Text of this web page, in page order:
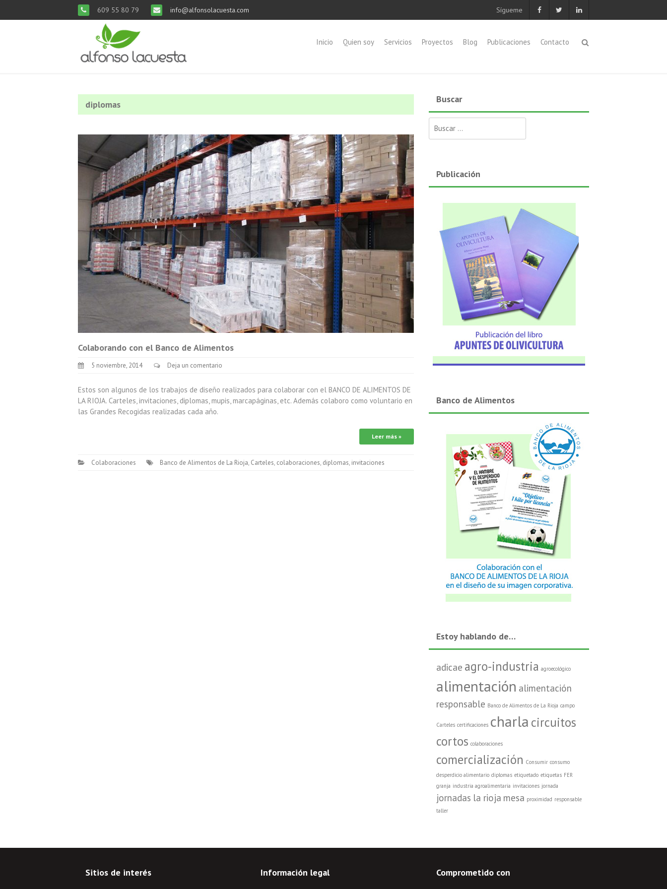
609 55 80 79 info@alfonsolacuesta.com Sígueme
Inicio Quien soy Servicios Proyectos Blog Publicaciones Contacto
diplomas
Colaborando con el Banco de Alimentos
5 noviembre, 2014 Deja un comentario
Estos son algunos de los trabajos de diseño realizados para colaborar con el BANCO DE ALIMENTOS DE
LA RIOJA. Carteles, invitaciones, diplomas, mupis, marcapáginas, etc. Además colaboro como voluntario en
las Grandes Recogidas realizadas cada año.
Leer más »
Colaboraciones Banco de Alimentos de La Rioja, Carteles, colaboraciones, diplomas, invitaciones
Buscar
Publicación
Banco de Alimentos
Estoy hablando de…
adicae agro-industria agroecológico
alimentación alimentación
responsable Banco de Alimentos de La Rioja campo
Carteles certificaciones charla circuitos
cortos colaboraciones
comercialización Consumir consumo
desperdicio alimentario diplomas etiquetado etiquetas FER
granja industria agroalimentaria invitaciones jornada
jornadas la rioja mesa proximidad responsable
taller
Sitios de interés Información legal Comprometido con